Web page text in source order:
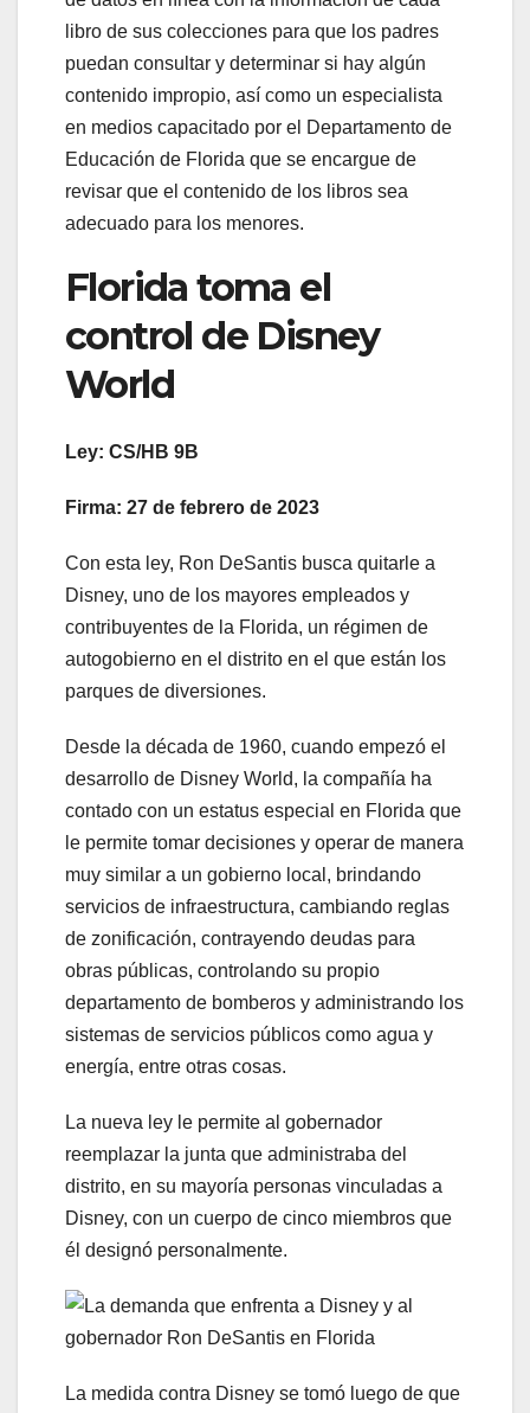
libro de sus colecciones para que los padres
puedan consultar y determinar si hay algún
contenido impropio, así como un especialista
en medios capacitado por el Departamento de
Educación de Florida que se encargue de
revisar que el contenido de los libros sea
adecuado para los menores.
Florida toma el
control de Disney
World
Ley: CS/HB 9B
Firma: 27 de febrero de 2023
Con esta ley, Ron DeSantis busca quitarle a
Disney, uno de los mayores empleados y
contribuyentes de la Florida, un régimen de
autogobierno en el distrito en el que están los
parques de diversiones.
Desde la década de 1960, cuando empezó el
desarrollo de Disney World, la compañía ha
contado con un estatus especial en Florida que
le permite tomar decisiones y operar de manera
muy similar a un gobierno local, brindando
servicios de infraestructura, cambiando reglas
de zonificación, contrayendo deudas para
obras públicas, controlando su propio
departamento de bomberos y administrando los
sistemas de servicios públicos como agua y
energía, entre otras cosas.
La nueva ley le permite al gobernador
reemplazar la junta que administraba del
distrito, en su mayoría personas vinculadas a
Disney, con un cuerpo de cinco miembros que
él designó personalmente.
La medida contra Disney se tomó luego de que